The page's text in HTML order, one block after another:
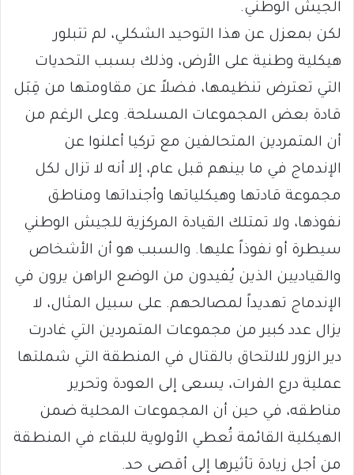
الجيش الوطني.
لكن بمعزل عن هذا التوحيد الشكلي، لم تتبلور
هيكلية وطنية على الأرض، وذلك بسبب التحديات
التي تعترض تنظيمها، فضلاً عن مقاومتها من قِبَل
قادة بعض المجموعات المسلحة. وعلى الرغم من
أن المتمردين المتحالفين مع تركيا أعلنوا عن
الإندماج في ما بينهم قبل عام، إلا أنه لا تزال لكل
مجموعة قادتها وهيكلياتها وأجنداتها ومناطق
نفوذها، ولا تمتلك القيادة المركزية للجيش الوطني
سيطرة أو نفوذاً عليها. والسبب هو أن الأشخاص
والقياديين الذين يُفيدون من الوضع الراهن يرون في
الإندماج تهديداً لمصالحهم. على سبيل المثال، لا
يزال عدد كبير من مجموعات المتمردين التي غادرت
دير الزور للالتحاق بالقتال في المنطقة التي شملتها
عملية درع الفرات، يسعى إلى العودة وتحرير
مناطقه، في حين أن المجموعات المحلية ضمن
الهيكلية القائمة تُعطي الأولوية للبقاء في المنطقة
من أجل زيادة تأثيرها إلى أقصى حد.